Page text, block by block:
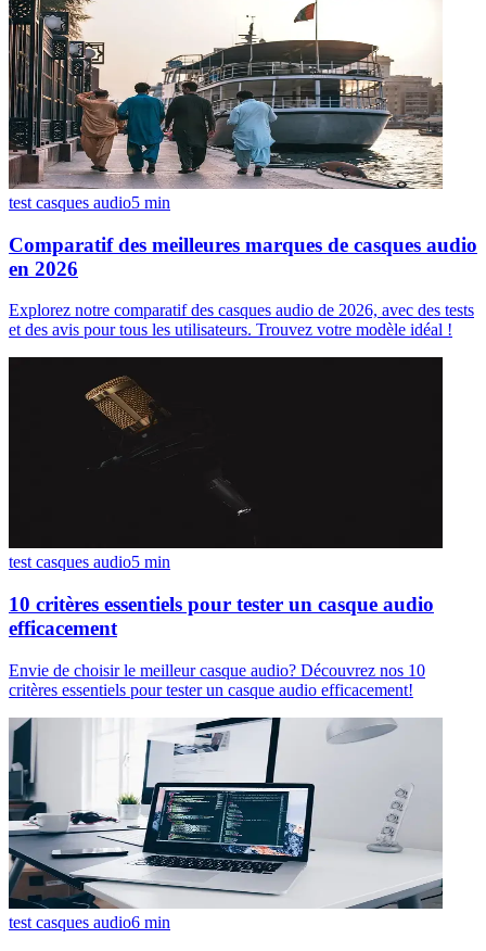
test casques audio5 min
Comparatif des meilleures marques de casques audio
en 2026
Explorez notre comparatif des casques audio de 2026, avec des tests
et des avis pour tous les utilisateurs. Trouvez votre modèle idéal !
test casques audio5 min
10 critères essentiels pour tester un casque audio
efficacement
Envie de choisir le meilleur casque audio? Découvrez nos 10
critères essentiels pour tester un casque audio efficacement!
test casques audio6 min